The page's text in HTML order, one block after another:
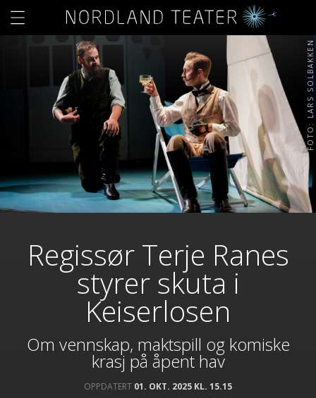
FOTO: LARS SOLBAKKEN
Regissør Terje Ranes
styrer skuta i
Keiserlosen
Om vennskap, maktspill og komiske
krasj på åpent hav
OPPDATERT 01. OKT. 2025 KL. 15.15